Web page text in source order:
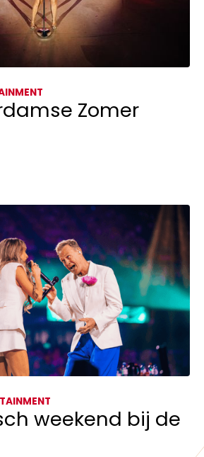
Zomer
weekend bij de